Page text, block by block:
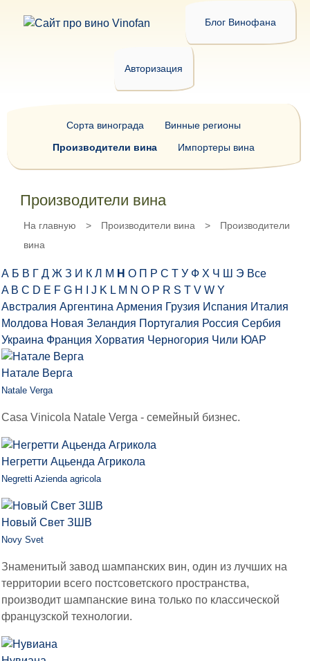
Блог Винофана
Авторизация
Производители вина
На главную > Производители вина >
Производители
вина
А Б В Г Д Ж З И К Л М Н О П Р С Т У Ф Х Ч Ш Э Все
A B C D E F G H J K L M N O P R S T V W Y
Австралия Аргентина Армения Грузия Испания Италия
Молдова Новая Зеландия Португалия Россия Сербия
Украина Франция Хорватия Черногория Чили ЮАР
Натале Верга
Natale Verga
Casa Vinicola Natale Verga - семейный бизнес.
Негретти Ацьенда Агрикола
Negretti Azienda agricola
Новый Свет ЗШВ
Novy Svet
Знаменитый завод шампанских вин, один из лучших на
территории всего постсоветского пространства,
производит шампанские вина только по классической
французской технологии.
Сорта винограда
Винные регионы
Производители вина
Импортеры вина